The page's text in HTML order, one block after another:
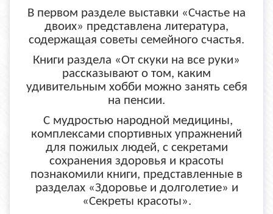
В первом разделе выставки «Счастье на
двоих» представлена литература,
содержащая советы семейного счастья.
Книги раздела «От скуки на все руки»
рассказывают о том, каким
удивительным хобби можно занять себя
на пенсии.
С мудростью народной медицины,
комплексами спортивных упражнений
для пожилых людей, с секретами
сохранения здоровья и красоты
познакомили книги, представленные в
разделах «Здоровье и долголетие» и
«Секреты красоты».